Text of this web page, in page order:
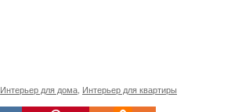
Интерьер для дома, Интерьер для квартиры